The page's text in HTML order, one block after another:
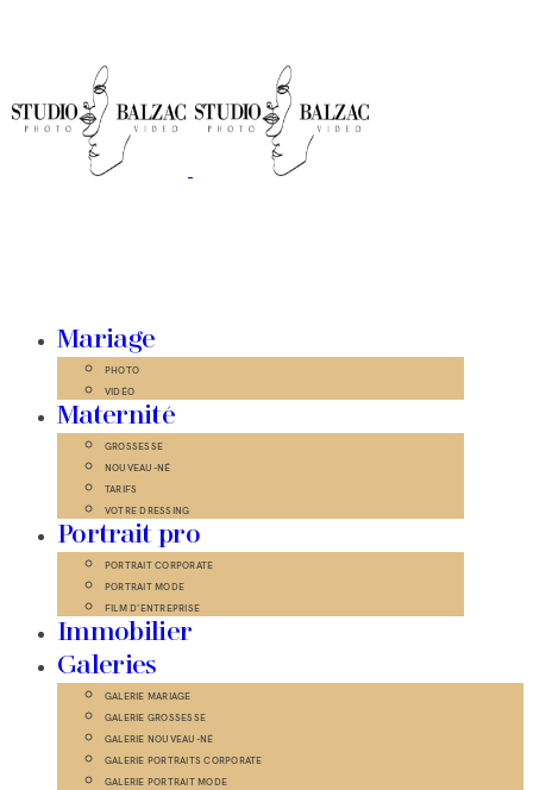
Mariage
PHOTO
VIDÉO
Maternité
GROSSESSE
NOUVEAU-NÉ
TARIFS
VOTRE DRESSING
Portrait pro
PORTRAIT CORPORATE
PORTRAIT MODE
FILM D’ENTREPRISE
Immobilier
Galeries
GALERIE MARIAGE
GALERIE GROSSESSE
GALERIE NOUVEAU-NÉ
GALERIE PORTRAITS CORPORATE
GALERIE PORTRAIT MODE